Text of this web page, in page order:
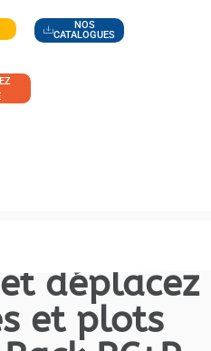
NOS
CATALOGUES
déplacez
et plots